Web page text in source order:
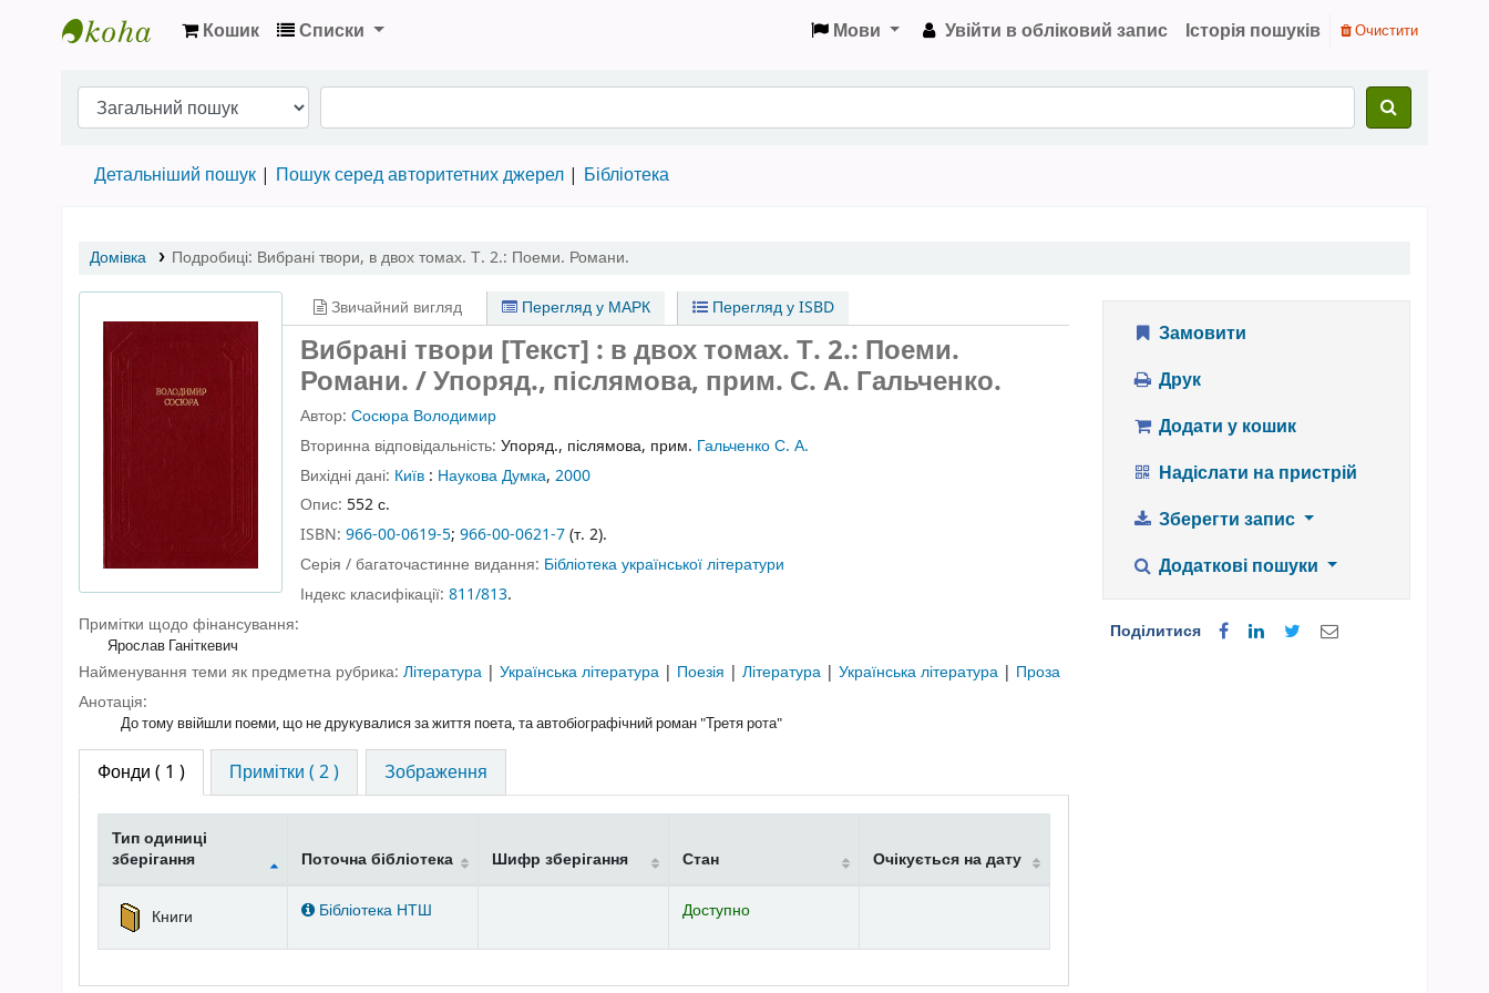
Кошик Списки Мови Увійти в обліковий запис Історія пошуків Очистити
Детальніший пошук Пошук серед авторитетних джерел Бібліотека
Домівка Подробиці: Вибрані твори, в двох томах. Т. 2.: Поеми. Романи.
Звичайний вигляд Перегляд у МАРК Перегляд у ISBD
Вибрані твори [Текст] : в двох томах. Т. 2.: Поеми.
Романи. / Упоряд., післямова, прим. С. А. Гальченко.
Автор: Сосюра Володимир
Вторинна відповідальність: Упоряд., післямова, прим. Гальченко С. А.
Вихідні дані: Київ : Наукова Думка, 2000
Опис: 552 с.
ISBN: 966-00-0619-5; 966-00-0621-7(т. 2).
Серія / багаточастинне видання: Бібліотека української літератури
Індекс класифікації: 811/813.
Примітки щодо фінансування:
Ярослав Ганіткевич
Найменування теми як предметна рубрика: Література | Українська література | Поезія | Література | Українська література | Проза
Анотація:
До тому ввійшли поеми, що не друкувалися за життя поета, та автобіографічний роман "Третя рота"
Фонди ( 1 ) Примітки ( 2 ) Зображення
Фонди
Тип одиниці
зберігання
Поточна бібліотека Шифр зберігання Стан Очікується на дату
Книги Бібліотека НТШ Доступно
Замовити
Друк
Додати у кошик
Надіслати на пристрій
Зберегти запис
Додаткові пошуки
Поділитися